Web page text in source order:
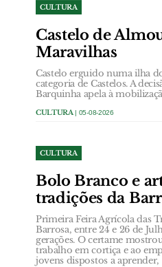
CULTURA
Castelo de
Maravilhas
Castelo erguido numa ilha
categoria de Castelos. A
Barquinha apela à
CULTURA | 05-08-2026
CULTURA
Bolo Branco e
tradições da
Primeira Feira Agrícola das
Barrosa, entre 24 e 26 de
gerações. O certame
trabalho em cortiça e ao
jovens dispostos a